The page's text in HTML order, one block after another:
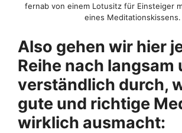
fernab von einem Lotusitz für Einsteiger
eines Meditationskissens.
Also gehen wir hier
Reihe nach langsam
verständlich durch,
gute und richtige
wirklich ausmacht: